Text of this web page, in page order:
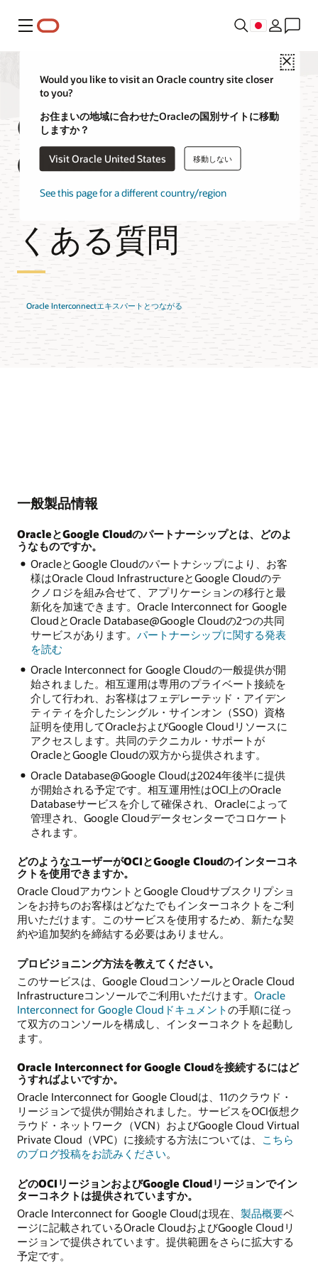
メニュー
Close
Would you like to visit an Oracle country site closer
to you?
お住まいの地域に合わせたOracleの国別サイトに移動
しますか？
Visit Oracle United States 移動しない
See this page for a different country/region
OracleとGoogle
Cloudのパートナー
シップに関するよ
くある質問
Oracle Interconnectエキスパートとつながる
一般製品情報
OracleとGoogle Cloudのパートナーシップとは、どのよ
うなものですか。
OracleとGoogle Cloudのパートナシップにより、お客
様はOracle Cloud InfrastructureとGoogle Cloudのテ
クノロジを組み合せて、アプリケーションの移行と最
新化を加速できます。Oracle Interconnect for Google
CloudとOracle Database@Google Cloudの2つの共同
サービスがあります。 パートナーシップに関する発表
を読む
Oracle Interconnect for Google Cloudの一般提供が開
始されました。相互運用は専用のプライベート接続を
介して行われ、お客様はフェデレーテッド・アイデン
ティティを介したシングル・サインオン（SSO）資格
証明を使用してOracleおよびGoogle Cloudリソースに
アクセスします。共同のテクニカル・サポートが
OracleとGoogle Cloudの双方から提供されます。
Oracle Database@Google Cloudは2024年後半に提供
が開始される予定です。相互運用性はOCI上のOracle
Databaseサービスを介して確保され、Oracleによって
管理され、Google Cloudデータセンターでコロケート
されます。
どのようなユーザーがOCIとGoogle Cloudのインターコネ
クトを使用できますか。
Oracle CloudアカウントとGoogle Cloudサブスクリプショ
ンをお持ちのお客様はどなたでもインターコネクトをご利
用いただけます。このサービスを使用するため、新たな契
約や追加契約を締結する必要はありません。
プロビジョニング方法を教えてください。
このサービスは、Google CloudコンソールとOracle Cloud
Infrastructureコンソールでご利用いただけます。 Oracle
Interconnect for Google Cloudドキュメントの手順に従っ
て双方のコンソールを構成し、インターコネクトを起動し
ます。
Oracle Interconnect for Google Cloudを接続するにはど
うすればよいですか。
Oracle Interconnect for Google Cloudは、11のクラウド・
リージョンで提供が開始されました。サービスをOCI仮想ク
ラウド・ネットワーク（VCN）およびGoogle Cloud Virtual
Private Cloud（VPC）に接続する方法については、 こちら
のブログ投稿をお読みください。
どのOCIリージョンおよびGoogle Cloudリージョンでイン
ターコネクトは提供されていますか。
Oracle Interconnect for Google Cloudは現在、 製品概要ペ
ージに記載されているOracle CloudおよびGoogle Cloudリ
ージョンで提供されています。提供範囲をさらに拡大する
予定です。